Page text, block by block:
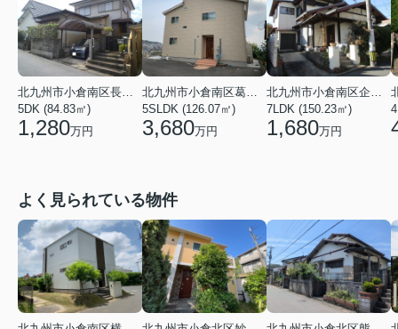
北九州市小倉南区長尾２丁目
5DK (84.83㎡)
1,280万円
北九州市小倉南区葛原２丁目
5SLDK (126.07㎡)
3,680万円
北九州市小倉南区企救丘１丁目
7LDK (150.23㎡)
1,680万円
よく見られている物件